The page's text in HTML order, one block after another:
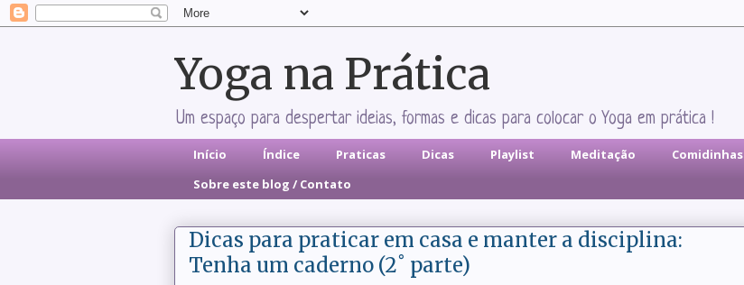
Yoga na Prática
Um espaço para despertar ideias, formas e dicas para colocar o Yoga em prática !
Início Índice Praticas Dicas Playlist Meditação Comidinhas
Sobre este blog / Contato
Dicas para praticar em casa e manter a disciplina:
Tenha um caderno (2˚ parte)